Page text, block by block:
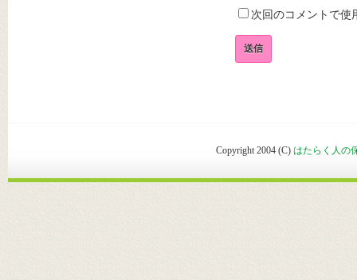
次回のコメントで使
Copyright 2004 (C) はたらく人の